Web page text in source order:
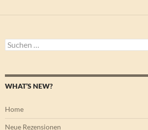
Suchen
nach:
WHAT’S NEW?
Home
Neue Rezensionen